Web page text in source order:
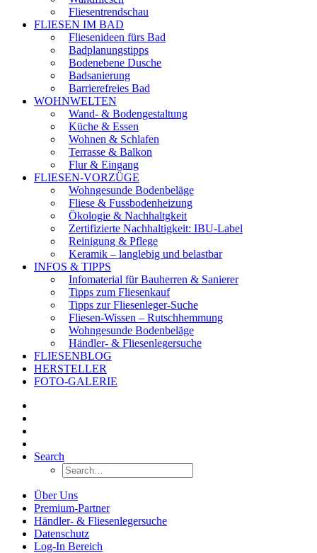
Fliesentrendschau
FLIESEN IM BAD
Fliesenideen fürs Bad
Badplanungstipps
Bodenebene Dusche
Badsanierung
Barrierefreies Bad
WOHNWELTEN
Wand- & Bodengestaltung
Küche & Essen
Wohnen & Schlafen
Terrasse & Balkon
Flur & Eingang
FLIESEN-VORZÜGE
Wohngesunde Bodenbeläge
Fliese & Fussbodenheizung
Ökologie & Nachhaltgkeit
Zertifizierte Nachhaltigkeit: IBU-Label
Reinigung & Pflege
Keramik – langlebig und belastbar
INFOS & TIPPS
Infomaterial für Bauherren & Sanierer
Tipps zum Fliesenkauf
Tipps zur Fliesenleger-Suche
Fliesen-Wissen – Rutschhemmung
Wohngesunde Bodenbeläge
Händler- & Fliesenlegersuche
FLIESENBLOG
HERSTELLER
FOTO-GALERIE
Search
Über Uns
Premium-Partner
Händler- & Fliesenlegersuche
Datenschutz
Log-In Bereich